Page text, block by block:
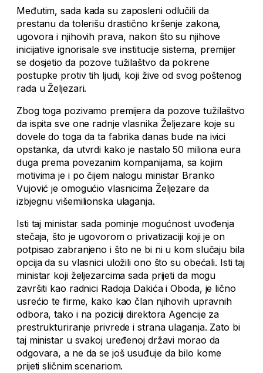
Međutim, sada kada su zaposleni odlučili da
prestanu da tolerišu drastično kršenje zakona,
ugovora i njihovih prava, nakon što su njihove
inicijative ignorisale sve institucije sistema, premijer
se dosjetio da pozove tužilaštvo da pokrene
postupke protiv tih ljudi, koji žive od svog poštenog
rada u Željezari.
Zbog toga pozivamo premijera da pozove tužilaštvo
da ispita sve one radnje vlasnika Željezare koje su
dovele do toga da ta fabrika danas bude na ivici
opstanka, da utvrdi kako je nastalo 50 miliona eura
duga prema povezanim kompanijama, sa kojim
motivima je i po čijem nalogu ministar Branko
Vujović je omogućio vlasnicima Željezare da
izbjegnu višemilionska ulaganja.
Isti taj ministar sada pominje mogućnost uvođenja
stečaja, što je ugovorom o privatizaciji koji je on
potpisao zabranjeno i što ne bi ni u kom slučaju bila
opcija da su vlasnici uložili ono što su obećali. Isti taj
ministar koji željezarcima sada prijeti da mogu
završiti kao radnici Radoja Dakića i Oboda, je lično
usrećio te firme, kako kao član njihovih upravnih
odbora, tako i na poziciji direktora Agencije za
prestrukturiranje privrede i strana ulaganja. Zato bi
taj ministar u svakoj uređenoj državi morao da
odgovara, a ne da se još usuđuje da bilo kome
prijeti sličnim scenariom.